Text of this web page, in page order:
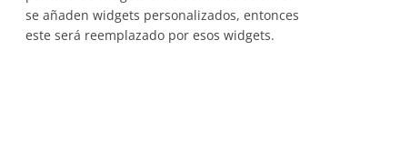
se añaden widgets personalizados, entonces
este será reemplazado por esos widgets.